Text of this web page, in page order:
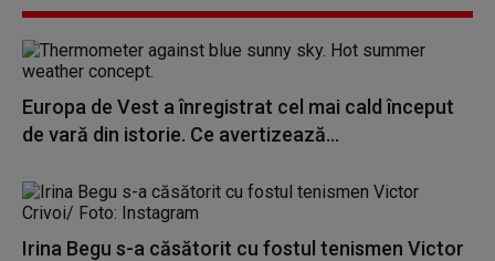
Europa de Vest a înregistrat cel mai cald început
de vară din istorie. Ce avertizează...
Irina Begu s-a căsătorit cu fostul tenismen Victor